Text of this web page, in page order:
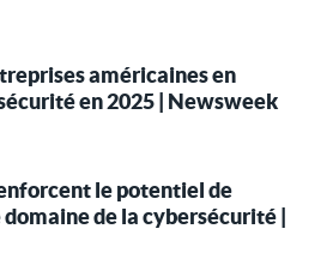
américaines en
en 2025 | Newsweek
le potentiel de
de la cybersécurité |